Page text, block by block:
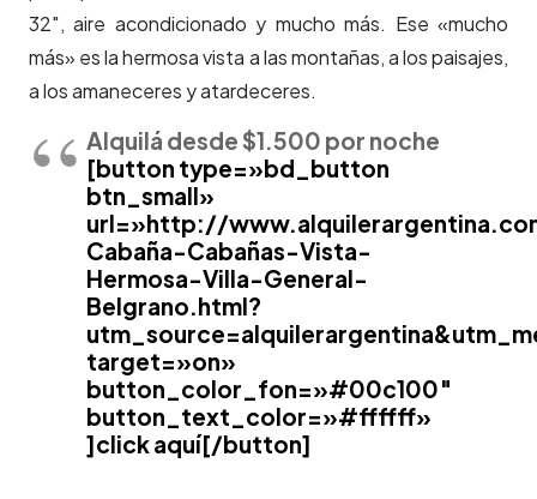
32″, aire acondicionado y mucho más. Ese «mucho
más» es la hermosa vista a las montañas, a los paisajes,
a los amaneceres y atardeceres.
Alquilá desde $1.500 por noche
[button type=»bd_button
btn_small»
url=»http://
Cabaña-Cabañas-Vista-
Hermosa-Villa-General-
Belgrano.html?
target=»on»
button_color_fon=»#00c100″
button_text_color=»#ffffff»
]click aquí[/button]